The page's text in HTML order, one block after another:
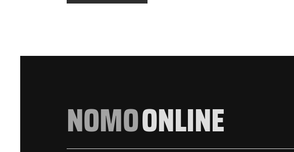
NOMOONLINE